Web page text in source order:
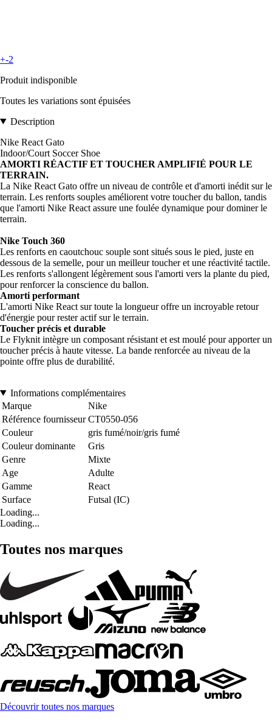
+-2
Produit indisponible
Toutes les variations sont épuisées
Description
Nike React Gato
Indoor/Court Soccer Shoe
AMORTI RÉACTIF ET TOUCHER AMPLIFIÉ POUR LE
TERRAIN.
La Nike React Gato offre un niveau de contrôle et d'amorti inédit sur le
terrain. Les renforts souples améliorent votre toucher du ballon, tandis
que l'amorti Nike React assure une foulée dynamique pour dominer le
terrain.
Nike Touch 360
Les renforts en caoutchouc souple sont situés sous le pied, juste en
dessous de la semelle, pour un meilleur toucher et une réactivité tactile.
Les renforts s'allongent légèrement sous l'amorti vers la plante du pied,
pour renforcer la conscience du ballon.
Amorti performant
L'amorti Nike React sur toute la longueur offre un incroyable retour
d'énergie pour rester actif sur le terrain.
Toucher précis et durable
Le Flyknit intègre un composant résistant et est moulé pour apporter un
toucher précis à haute vitesse. La bande renforcée au niveau de la
pointe offre plus de durabilité.
Informations complémentaires
Marque
Nike
Référence fournisseur CT0550-056
Couleur
gris fumé/noir/gris fumé
Couleur dominante
Gris
Genre
Mixte
Age
Adulte
Gamme
React
Surface
Futsal (IC)
Loading...
Loading...
Toutes nos marques
Découvrir toutes nos marques